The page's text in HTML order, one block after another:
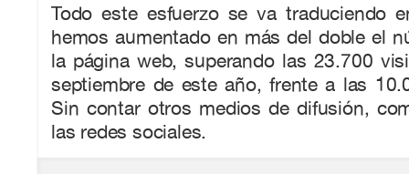
Todo este esfuerzo se va traduciendo
hemos aumentado en más del doble el
la página web, superando las 23.700
septiembre de este año, frente a las
Sin contar otros medios de difusión,
las redes sociales.